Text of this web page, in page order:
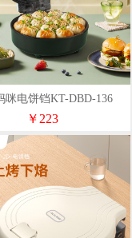
咪电饼铛KT-DBD-136
￥223